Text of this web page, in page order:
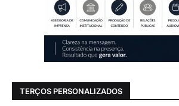
TERÇOS PERSONALIZADOS